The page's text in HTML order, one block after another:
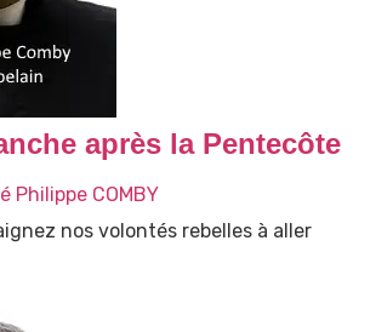
après la Pentecôte
Philippe COMBY
nos volontés rebelles à aller